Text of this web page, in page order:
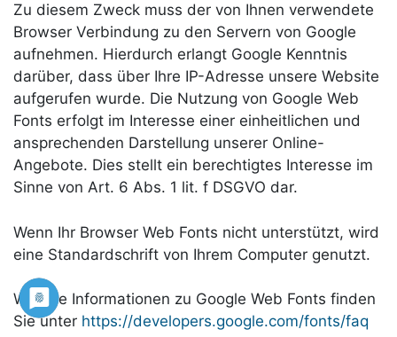
Zu diesem Zweck muss der von Ihnen verwendete
Browser Verbindung zu den Servern von Google
aufnehmen. Hierdurch erlangt Google Kenntnis
darüber, dass über Ihre IP-Adresse unsere Website
aufgerufen wurde. Die Nutzung von Google Web
Fonts erfolgt im Interesse einer einheitlichen und
ansprechenden Darstellung unserer Online-
Angebote. Dies stellt ein berechtigtes Interesse im
Sinne von Art. 6 Abs. 1 lit. f DSGVO dar.
Wenn Ihr Browser Web Fonts nicht unterstützt, wird
eine Standardschrift von Ihrem Computer genutzt.
Weitere Informationen zu Google Web Fonts finden
Sie unter https://developers.google.com/fonts/faq